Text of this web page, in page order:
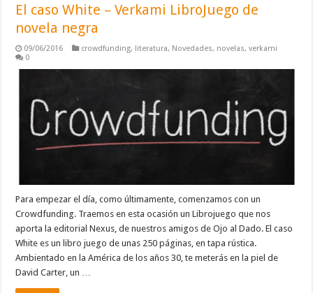
El caso White – Verkami LibroJuego de
novela negra
09/06/2016 crowdfunding, literatura, Novedades, novelas,verkami
0
Para empezar el día, como últimamente, comenzamos con un
Crowdfunding. Traemos en esta ocasión un Librojuego que nos
aporta la editorial Nexus, de nuestros amigos de Ojo al Dado. El caso
White es un libro juego de unas 250 páginas, en tapa rústica.
Ambientado en la América de los años 30, te meterás en la piel de
David Carter, un …